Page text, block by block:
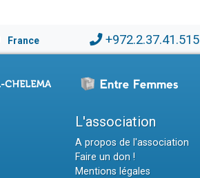
France +972.2.37.41.515
L'association
A propos de l'association
Faire un don !
Mentions légales